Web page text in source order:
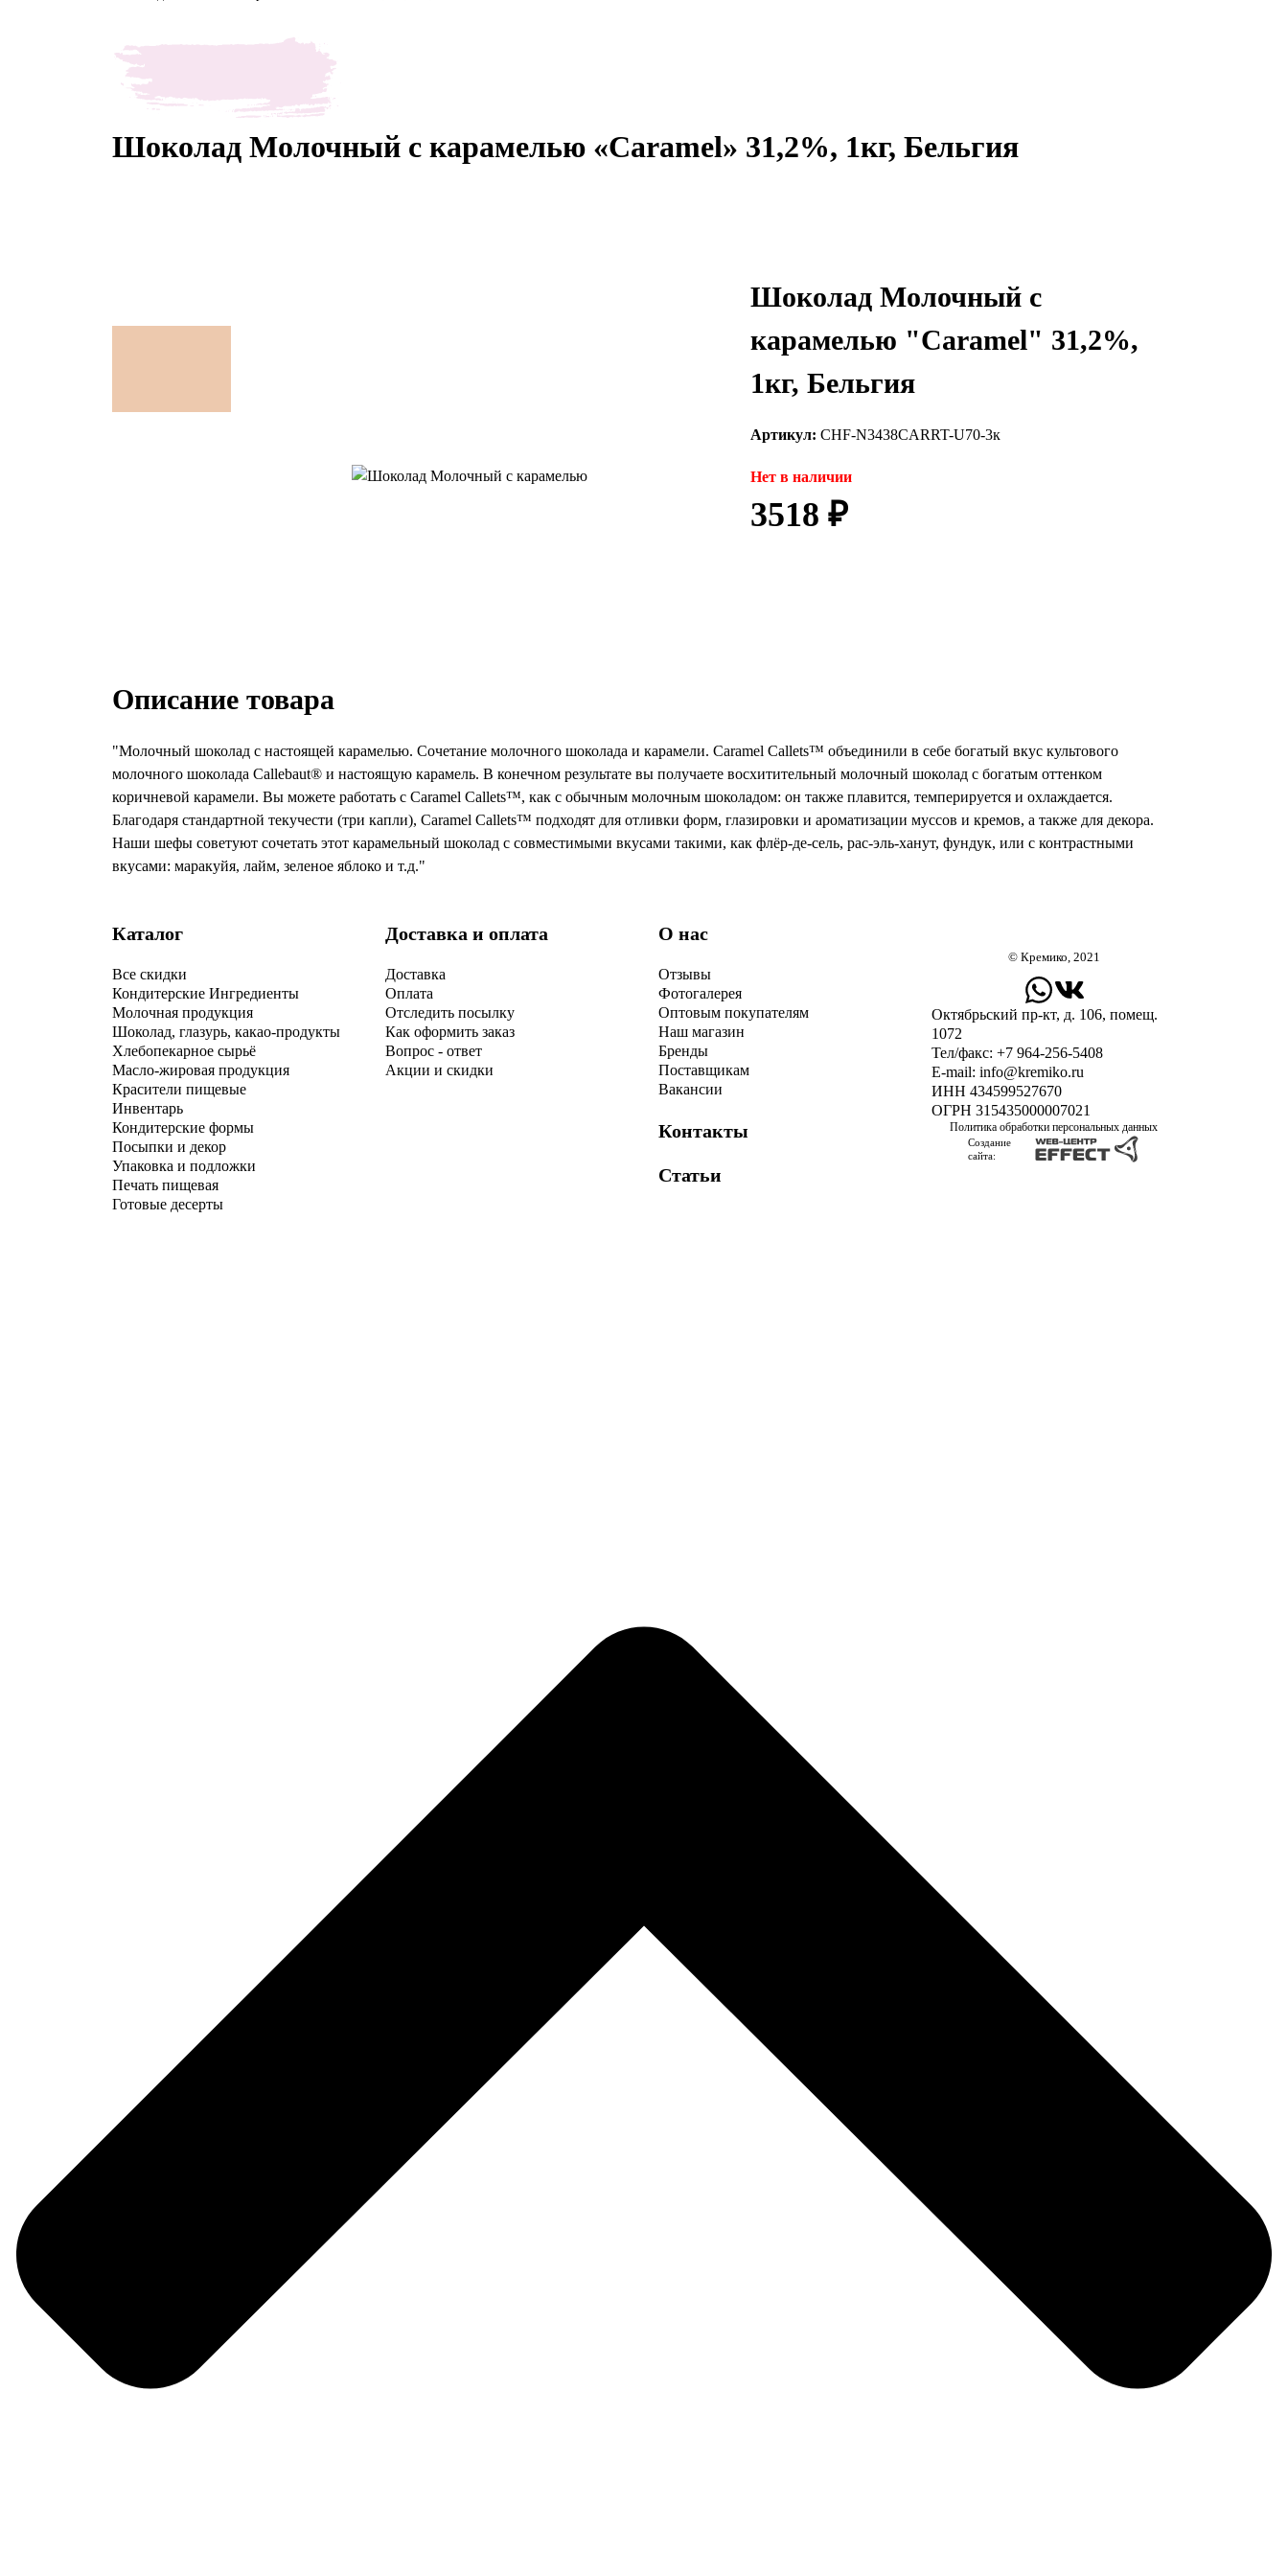
Шоколад Молочный с карамелью «Caramel» 31,2%, 1кг, Бельгия
Шоколад Молочный с
карамелью "Caramel" 31,2%,
1кг, Бельгия
Артикул: CHF-N3438CARRT-U70-3к
Нет в наличии
3518 ₽
Описание товара
"Молочный шоколад с настоящей карамелью. Сочетание молочного шоколада и карамели. Caramel Callets™ объединили в себе богатый вкус культового
молочного шоколада Callebaut® и настоящую карамель. В конечном результате вы получаете восхитительный молочный шоколад с богатым оттенком
коричневой карамели. Вы можете работать с Caramel Callets™, как с обычным молочным шоколадом: он также плавится, темперируется и охлаждается.
Благодаря стандартной текучести (три капли), Caramel Callets™ подходят для отливки форм, глазировки и ароматизации муссов и кремов, а также для декора.
Наши шефы советуют сочетать этот карамельный шоколад с совместимыми вкусами такими, как флёр-де-сель, рас-эль-ханут, фундук, или с контрастными
вкусами: маракуйя, лайм, зеленое яблоко и т.д."
Каталог
Все скидки
Кондитерские Ингредиенты
Молочная продукция
Шоколад, глазурь, какао-продукты
Хлебопекарное сырьё
Масло-жировая продукция
Красители пищевые
Инвентарь
Кондитерские формы
Посыпки и декор
Упаковка и подложки
Печать пищевая
Готовые десерты
Доставка и оплата
Доставка
Оплата
Отследить посылку
Как оформить заказ
Вопрос - ответ
Акции и скидки
О нас
Отзывы
Фотогалерея
Оптовым покупателям
Наш магазин
Бренды
Поставщикам
Вакансии
Контакты
Статьи
© Кремико, 2021
Октябрьский пр-кт, д. 106, помещ.
1072
Тел/факс: +7 964-256-5408
Е-mail: info@kremiko.ru
ИНН 434599527670
ОГРН 315435000007021
Политика обработки персональных данных
Создание
сайта: